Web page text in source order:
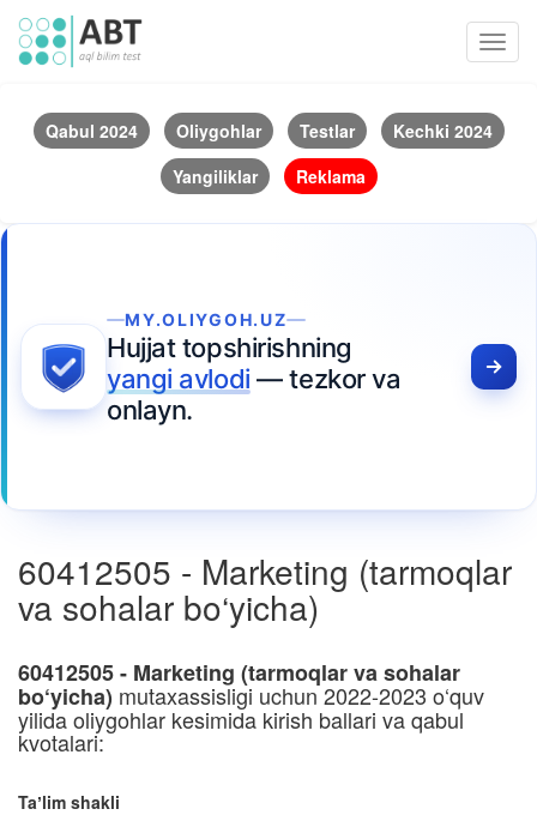
Qabul 2024 Oliygohlar Testlar
Kechki 2024
Yangiliklar
Reklama
MY.OLIYGOH.UZ
Hujjat topshirishning
yangi avlodi — tezkor va
onlayn.
60412505 - Marketing (tarmoqlar
va sohalar bo‘yicha)
60412505 - Marketing (tarmoqlar va sohalar
bo‘yicha) mutaxassisligi uchun 2022-2023 o‘quv
yilida oliygohlar kesimida kirish ballari va qabul
kvotalari:
Taʼlim shakli